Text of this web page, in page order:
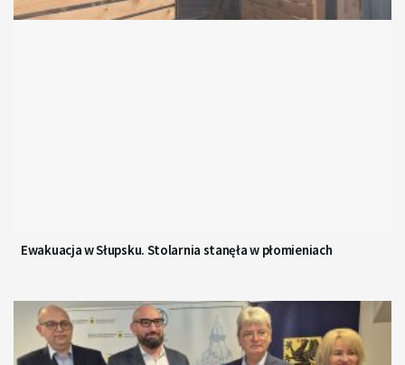
Ewakuacja w Słupsku. Stolarnia stanęła w płomieniach